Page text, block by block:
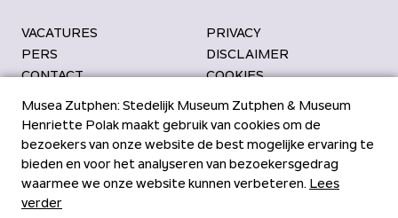
Musea Zutphen: Stedelijk Museum Zutphen & Museum
Henriette Polak maakt gebruik van cookies om de
bezoekers van onze website de best mogelijke ervaring te
bieden en voor het analyseren van bezoekersgedrag
waarmee we onze website kunnen verbeteren. Lees
verder
Bezoekadres
’s Gravenhof 4
7201 DN Zutphen
Kantoor Musea
Kuiperstraat 13
7201 HG Zutphen
VACATURES
PERS
CONTACT
PRIVACY
DISCLAIMER
COOKIES